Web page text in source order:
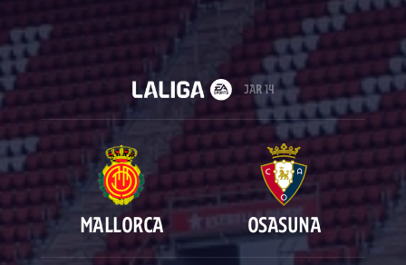
JAR 14
MALLORCA OSASUNA